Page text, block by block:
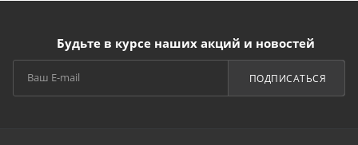
Будьте в курсе наших акций и новостей
ПОДПИСАТЬСЯ